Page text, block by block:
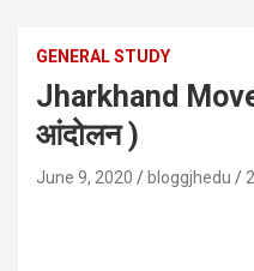
GENERAL STUDY
Jharkhand
आंदोलन )
June 9, 2020 bloggjhedu